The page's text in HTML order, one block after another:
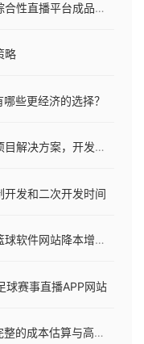
搭建一个类似斗鱼、虎牙等娱乐游戏综合性直播平台成品源码
略
些更经济的选择？
东莞梦幻网络科技体育赛事直播源码项目解决方案，开发语言详解
开发和二次开发时间
体育赛事直播源代码系统，开发足球篮球软件网站降本增效的关键解法
球赛事直播APP网站
开发体育比分APP要花多少钱？一份完整的成本估算与高效方案指南